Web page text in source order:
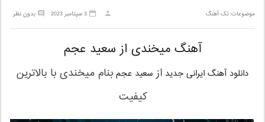
موضوعات:تک آهنگ بدون نظر 3 سپتامبر 2023
آهنگ میخندی از سعید عجم
دانلود آهنگ ایرانی جدید از سعید عجم بنام میخندی با بالاترین
کیفیت